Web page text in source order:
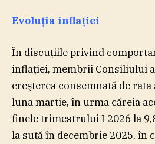
Evoluţia inflaţiei
În discuţiile privind
inflaţiei, membrii Consiliului
creşterea consemnată de
luna martie, în urma căreia
finele trimestrului I 2026 la
la sută în decembrie 2025, în